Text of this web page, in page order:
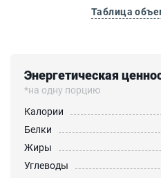
Таблица
Энергетическая
*на одну порцию
Калории
Белки
Жиры
Углеводы